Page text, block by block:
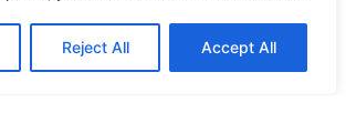
Reject All Accept All